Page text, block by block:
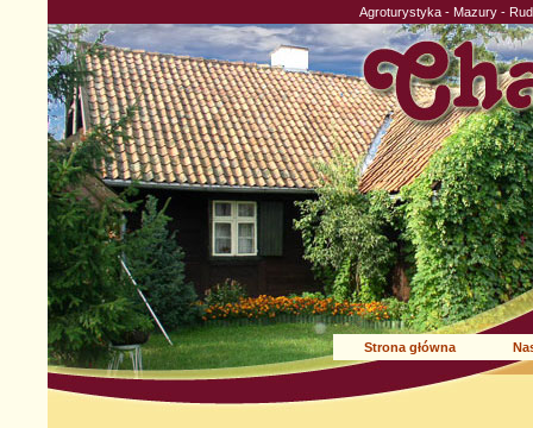
Agroturystyka - Mazury -
Strona główna